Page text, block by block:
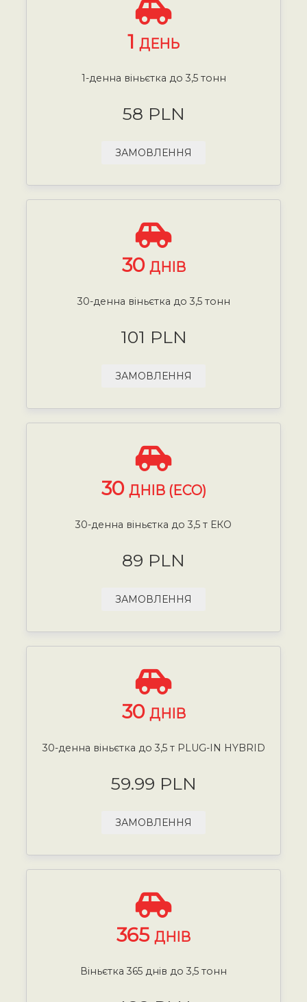
1 ДЕНЬ
1-денна віньєтка до 3,5 тонн
58 PLN
ЗАМОВЛЕННЯ
30 ДНІВ
30-денна віньєтка до 3,5 тонн
101 PLN
ЗАМОВЛЕННЯ
30 ДНІВ (ECO)
30-денна віньєтка до 3,5 т ЕКО
89 PLN
ЗАМОВЛЕННЯ
30 ДНІВ
30-денна віньєтка до 3,5 т PLUG-IN HYBRID
59.99 PLN
ЗАМОВЛЕННЯ
365 ДНІВ
Віньєтка 365 днів до 3,5 тонн